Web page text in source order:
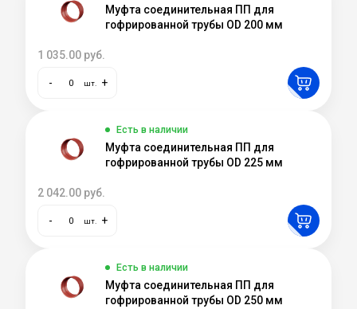
Муфта соединительная ПП для
гофрированной трубы OD 200 мм
1 035.00 руб.
- шт. +
Есть в наличии
Муфта соединительная ПП для
гофрированной трубы OD 225 мм
2 042.00 руб.
- шт. +
Есть в наличии
Муфта соединительная ПП для
гофрированной трубы OD 250 мм